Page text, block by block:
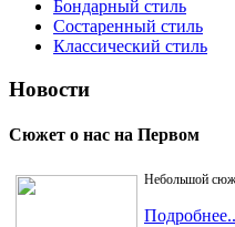
Бондарный стиль
Состаренный стиль
Классический стиль
Новости
Сюжет о нас на Первом
Небольшой